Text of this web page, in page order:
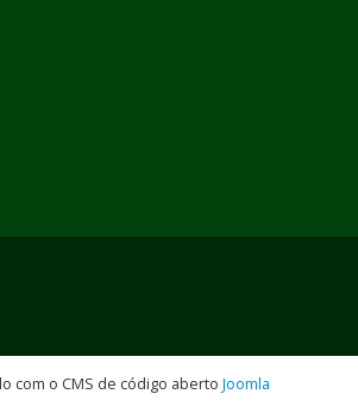
com o CMS de código aberto Joomla